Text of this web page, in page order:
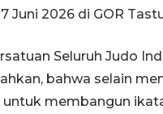
Juni 2026 di GOR
Seluruh Judo
bahwa selain
untuk membangun